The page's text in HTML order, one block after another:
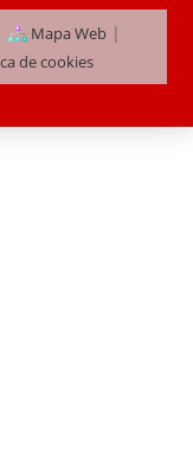
Mapa Web |
de cookies